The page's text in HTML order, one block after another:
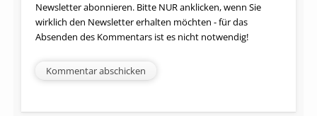
Newsletter abonnieren. Bitte NUR anklicken, wenn Sie
wirklich den Newsletter erhalten möchten - für das
Absenden des Kommentars ist es nicht notwendig!